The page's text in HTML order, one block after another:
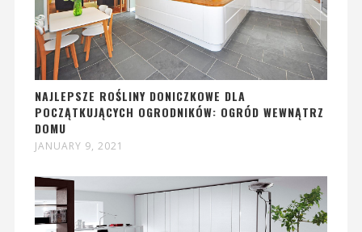
NAJLEPSZE ROŚLINY DONICZKOWE DLA
POCZĄTKUJĄCYCH OGRODNIKÓW: OGRÓD WEWNĄTRZ
DOMU
JANUARY 9, 2021